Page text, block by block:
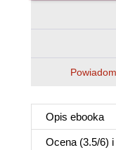
Opis ebooka
Ocena (3.5/6) i